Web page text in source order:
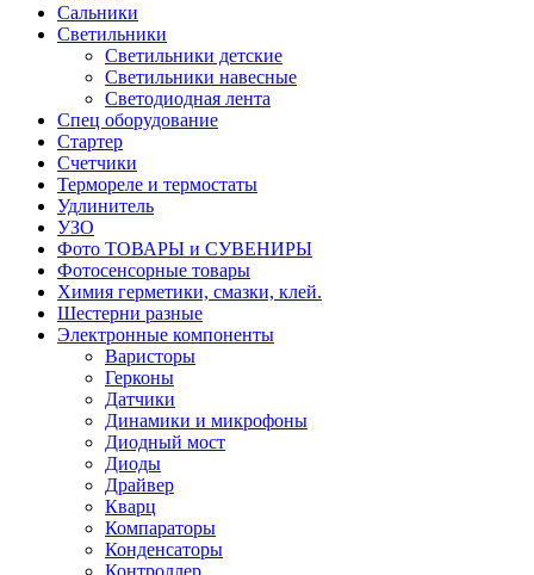
Сальники
Светильники
Светильники детские
Светильники навесные
Светодиодная лента
Спец оборудование
Стартер
Счетчики
Термореле и термостаты
Удлинитель
УЗО
Фото ТОВАРЫ и СУВЕНИРЫ
Фотосенсорные товары
Химия герметики, смазки, клей.
Шестерни разные
Электронные компоненты
Варисторы
Герконы
Датчики
Динамики и микрофоны
Диодный мост
Диоды
Драйвер
Кварц
Компараторы
Конденсаторы
Контроллер